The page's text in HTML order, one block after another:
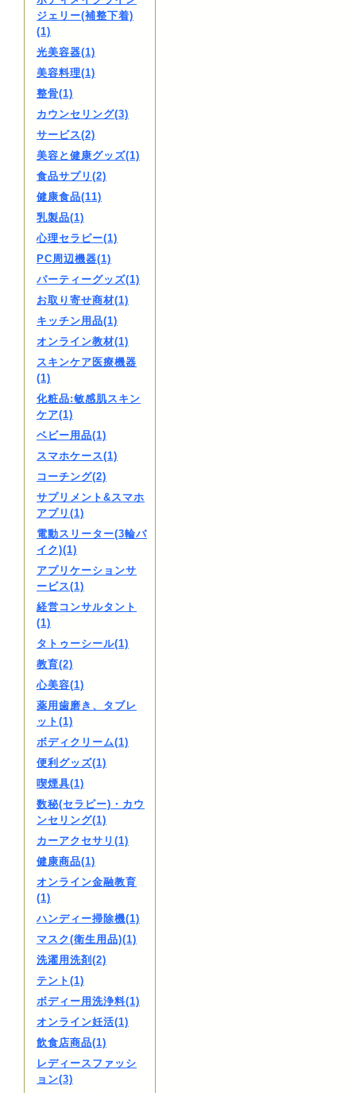
ジェリー(補整下着)
(1)
光美容器(1)
美容料理(1)
整骨(1)
カウンセリング(3)
サービス(2)
美容と健康グッズ(1)
食品サプリ(2)
健康食品(11)
乳製品(1)
心理セラピー(1)
PC周辺機器(1)
パーティーグッズ(1)
お取り寄せ商材(1)
キッチン用品(1)
オンライン教材(1)
スキンケア医療機器
(1)
化粧品:敏感肌スキン
ケア(1)
ベビー用品(1)
スマホケース(1)
コーチング(2)
サプリメント&スマホ
アプリ(1)
電動スリーター(3輪バ
イク)(1)
アプリケーションサ
ービス(1)
経営コンサルタント
(1)
タトゥーシール(1)
教育(2)
心美容(1)
薬用歯磨き、タブレ
ット(1)
ボディクリーム(1)
便利グッズ(1)
喫煙具(1)
数秘(セラピー)・カウ
ンセリング(1)
カーアクセサリ(1)
健康商品(1)
オンライン金融教育
(1)
ハンディー掃除機(1)
マスク(衛生用品)(1)
洗濯用洗剤(2)
テント(1)
ボディー用洗浄料(1)
オンライン妊活(1)
飲食店商品(1)
レディースファッシ
ョン(3)